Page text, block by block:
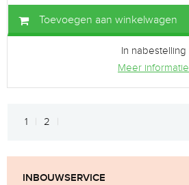
Toevoegen aan winkelwagen
In nabestelling
Meer informatie
1 2
INBOUWSERVICE